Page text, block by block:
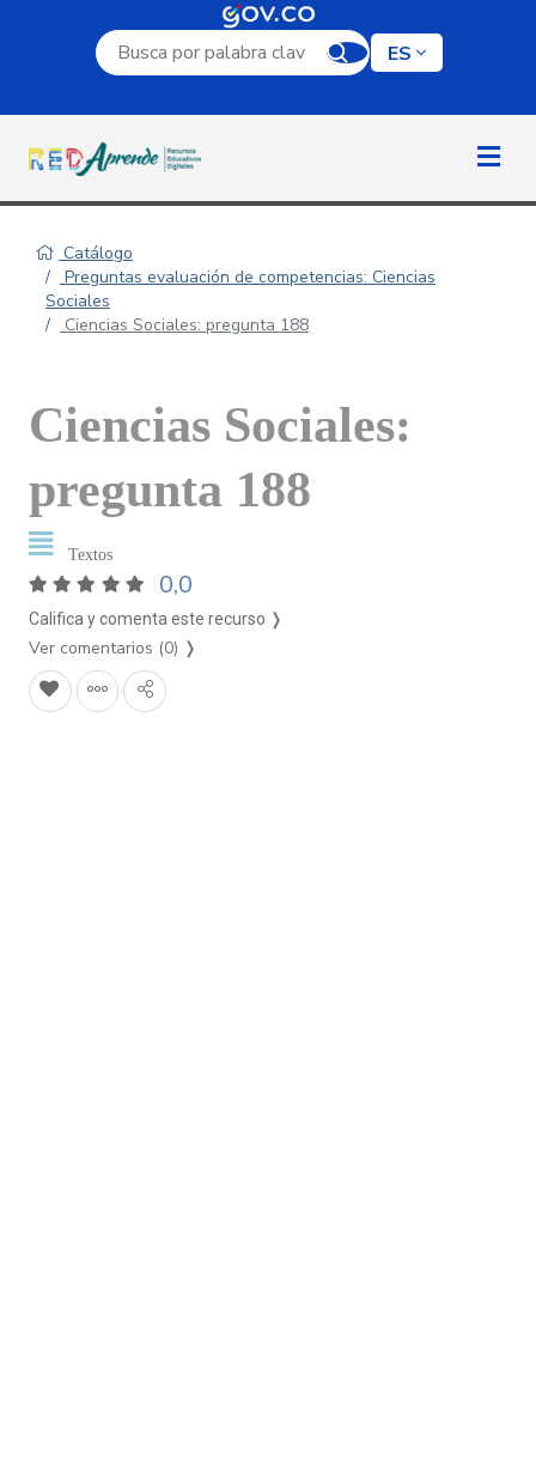
Campo de búsqueda por palabra clave
ES
Catálogo
Preguntas evaluación de competencias: Ciencias
Sociales
Ciencias Sociales: pregunta 188
Ciencias Sociales:
pregunta 188
Textos
0,0
Califica y comenta este recurso ❭
Ver comentarios (0) ❭